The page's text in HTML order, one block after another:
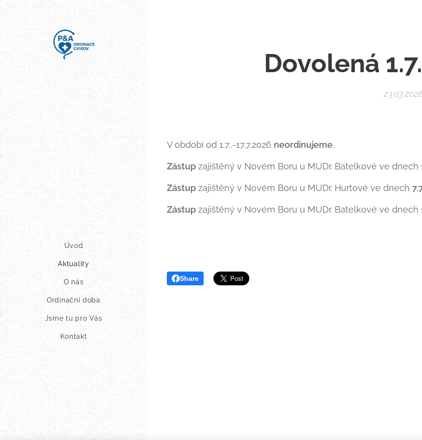
Úvod
Aktuality
O nás
Ordinační doba
Jsme tu pro Vás
Kontakt
Dovolená
V období od 1.7..-17.7.2026 neordinujeme.
Zástup zajištěný v Novém Boru u MUDr. Batelkové ve dnech
Zástup zajištěný v Novém Boru u MUDr. Hurtové ve dnech
Zástup zajištěný v Novém Boru u MUDr. Batelkové ve dnech
Share